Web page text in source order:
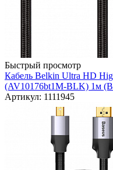
Быстрый просмотр
Кабель Belkin Ultra HD
(AV10176bt1M-BLK) 1м
Артикул: 1111945